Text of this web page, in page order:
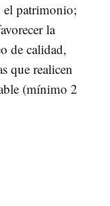
el patrimonio;
la
de calidad,
que realicen
(mínimo 2